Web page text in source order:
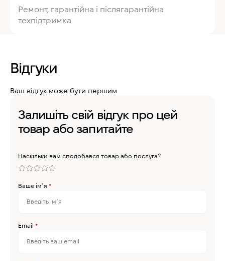
Ремонт, гарантійна і післягарантійна
техпідтримка
Відгуки
Ваш відгук може бути першим
Залишіть свій відгук про цей
товар або запитайте
Наскільки вам сподобався товар або послуга?
Ваше імʼя *
Email *